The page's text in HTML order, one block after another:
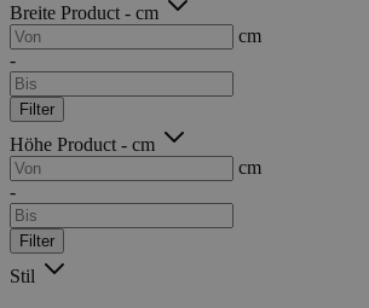
Breite Product - cm
cm
-
Filter
Höhe Product - cm
cm
-
Filter
Stil